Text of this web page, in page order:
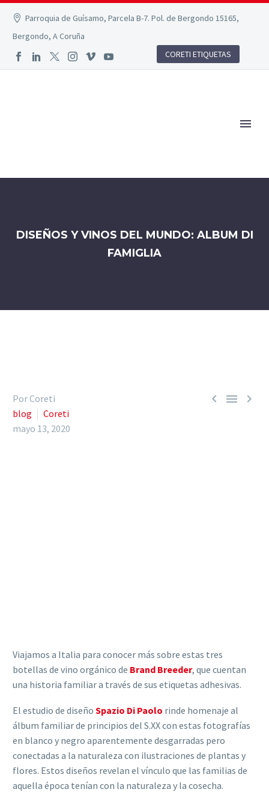
Parroquia de Guísamo, Parcela B-7. Pol. de Bergondo 15165,
Bergondo, A Coruña
CORETI ETIQUETAS
DISEÑOS Y VINOS DEL MUNDO: ALBUM DI
FAMIGLIA
  
Por Coreti
blog
Coreti
mayo 13, 2020
Viajamos a Italia para conocer más sobre estas tres
botellas de vino orgánico de Brand Breeder, que cuentan
una historia familiar a través de sus etiquetas adhesivas.
El estudio de diseño Spazio Di Paolo rinde homenaje al
álbum familiar de principios del S.XX con estas fotografías
en blanco y negro aparentemente desgarradas pero
conectadas a la naturaleza con ilustraciones de plantas y
flores. Estos diseños revelan el vínculo que las familias de
aquella época tenían con la naturaleza y la cosecha.